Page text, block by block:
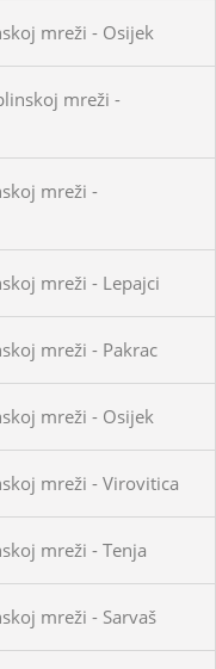
mreži - Osijek
mreži -
mreži -
mreži - Lepajci
mreži - Pakrac
mreži - Osijek
mreži - Virovitica
mreži - Tenja
mreži - Sarvaš